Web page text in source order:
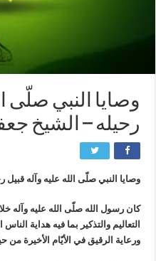
وصايا النبي صلّى
رحيله – الشيخ
وصايا النبي صلّى الله عليه وآله قبيل
كان رسول الله صلّى الله عليه وآله
التعاليم والتذكير بما فيه هداية
ورعاية الرقيق في الأيّام الأخيرة من